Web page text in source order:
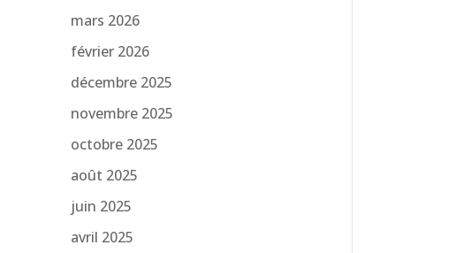
mars 2026
février 2026
décembre 2025
novembre 2025
octobre 2025
août 2025
juin 2025
avril 2025